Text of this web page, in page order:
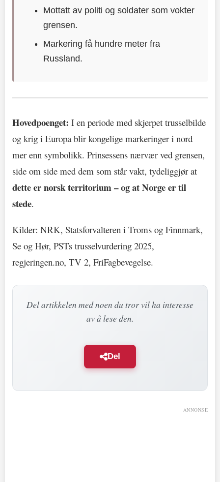
Mottatt av politi og soldater som vokter
grensen.
Markering få hundre meter fra
Russland.
Hovedpoenget: I en periode med skjerpet trusselbilde
og krig i Europa blir kongelige markeringer i nord
mer enn symbolikk. Prinsessens nærvær ved grensen,
side om side med dem som står vakt, tydeliggjør at
dette er norsk territorium – og at Norge er til
stede.
Kilder: NRK, Statsforvalteren i Troms og Finnmark,
Se og Hør, PSTs trusselvurdering 2025,
regjeringen.no, TV 2, FriFagbevegelse.
Del artikkelen med noen du tror vil ha interesse
av å lese den.
Del
ANNONSE